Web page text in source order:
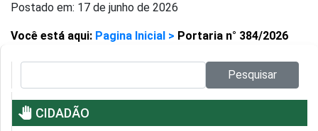
Postado em: 17 de junho de 2026
Você está aqui: Pagina Inicial > Portaria n° 384/2026
Pesquisar
pan_tool CIDADÃO